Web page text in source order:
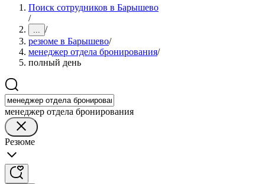
Поиск сотрудников в Барышево
/
... /
резюме в Барышево/
менеджер отдела бронирования/
полный день
менеджер отдела бронирования
Резюме